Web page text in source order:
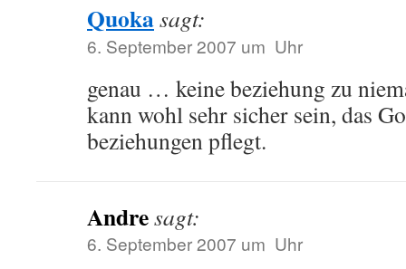
Quokasagt:
6. September 2007 um Uhr
genau … keine beziehung zu
kann wohl sehr sicher sein, das
beziehungen pflegt.
Andresagt:
6. September 2007 um Uhr